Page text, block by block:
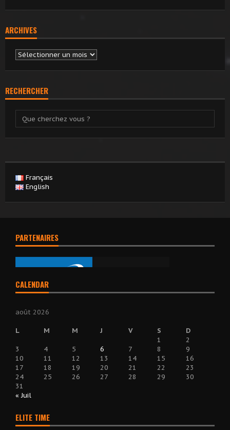
ARCHIVES
Archives
RECHERCHER
Français
English
PARTENAIRES
CALENDAR
août 2026
L M M J V S
D
1
2
3
4 5 6 7 8
9
10
11 12 13 14 15
16
17
18 19 20 21 22
23
24
25 26 27 28 29
30
31
« Juil
ELITE TIME